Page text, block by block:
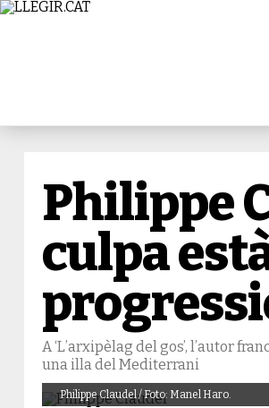
Philippe
culpa
A ‘L’arxipèlag del gos’, l’autor
una illa del Mediterrani
Philippe Claudel / Foto: Manel Haro.